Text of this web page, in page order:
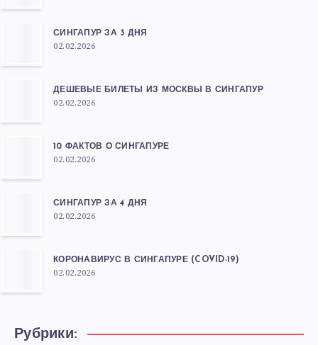
СИНГАПУР ЗА 3 ДНЯ
02.02.2026
ДЕШЕВЫЕ БИЛЕТЫ ИЗ МОСКВЫ В СИНГАПУР
02.02.2026
10 ФАКТОВ О СИНГАПУРЕ
02.02.2026
СИНГАПУР ЗА 4 ДНЯ
02.02.2026
КОРОНАВИРУС В СИНГАПУРЕ (COVID-19)
02.02.2026
Рубрики: